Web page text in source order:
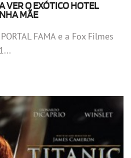
VER O EXÓTICO HOTEL
MÃE
FAMA e a Fox Filmes